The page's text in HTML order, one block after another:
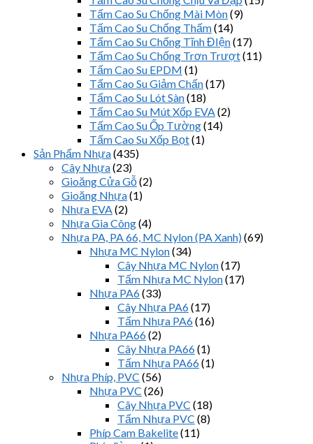
Tấm Cao Su Chống Mài Mòn(9)
Tấm Cao Su Chống Thấm(14)
Tấm Cao Su Chống Tĩnh ĐIện(17)
Tấm Cao Su Chống Trơn Trượt(11)
Tấm Cao Su EPDM (1)
Tấm Cao Su Giảm Chấn(17)
Tấm Cao Su Lót Sàn(18)
Tấm Cao Su Mút Xốp EVA(2)
Tấm Cao Su Ốp Tường(14)
Tấm Cao Su Xốp Bọt(1)
Sản Phẩm Nhựa(435)
Cây Nhựa(23)
Gioăng Cửa Gỗ(2)
Gioăng Nhựa(1)
Nhựa EVA(2)
Nhựa Gia Công(4)
Nhựa PA, PA 66, MC Nylon (PA Xanh)(69)
Nhựa MC Nylon(34)
Cây Nhựa MC Nylon(17)
Tấm Nhựa MC Nylon(17)
Nhựa PA6(33)
Cây Nhựa PA6(17)
Tấm Nhựa PA6(16)
Nhựa PA66(2)
Cây Nhựa PA66(1)
Tấm Nhựa PA66(1)
Nhựa Phíp, PVC (56)
Nhựa PVC (26)
Cây Nhựa PVC (18)
Tấm Nhựa PVC (8)
Phíp Cam Bakelite(11)